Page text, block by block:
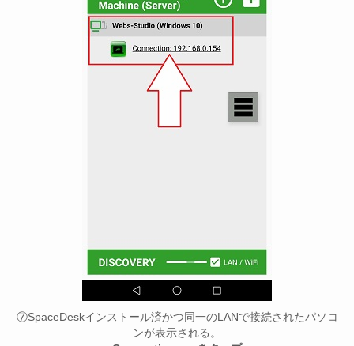
⑦SpaceDeskインストール済かつ同一のLANで接続されたパソコ
ンが表示される。